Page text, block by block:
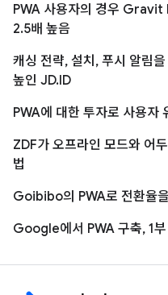
PWA 사용자의 경우 Gravit
2.5배 높음
캐싱 전략, 설치, 푸시 알림
높인 JD.ID
PWA에 대한 투자로 사용
ZDF가 오프라인 모드와 어
법
Goibibo의 PWA로 전환율
Google에서 PWA 구축, 1부